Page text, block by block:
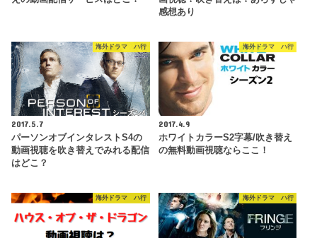
感想あり
海外ドラマ ハ行
2017.5.7
パーソンオブインタレストS4の
動画視聴を吹き替えでみれる配信
はどこ？
海外ドラマ ハ行
2017.4.9
ホワイトカラーS2字幕/吹き替え
の無料動画視聴ならここ！
海外ドラマ ハ行 海外ドラマ ハ行